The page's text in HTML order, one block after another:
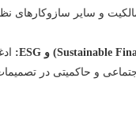
و سایر سازوکارهای
ادغام
و حاکمیتی در تصمیمات